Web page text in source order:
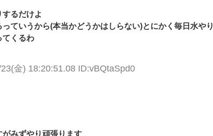
るだけよ
ていうから(本当かどうかはしらない)とにかく毎日水やり
てくるわ
金) 18:20:51.08 ID:vBQtaSpd0
みずやり頑張ります